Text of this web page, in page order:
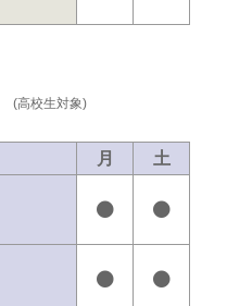
(高校生対象)
月 土